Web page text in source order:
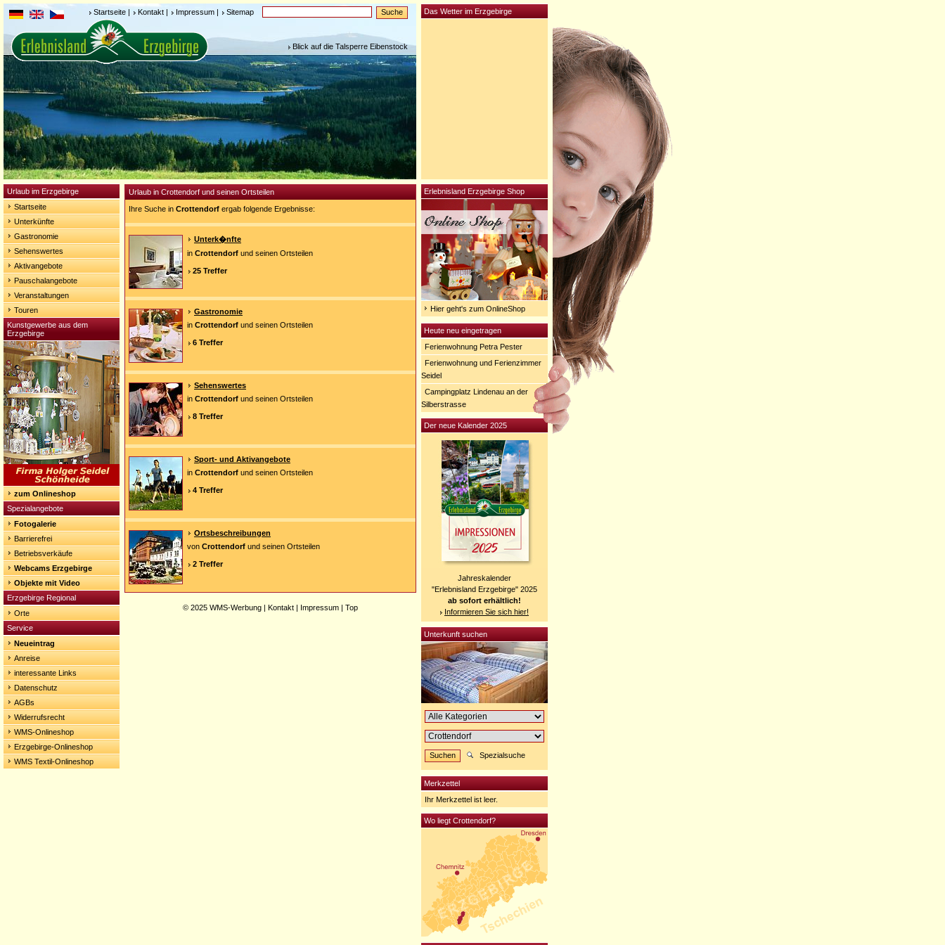
Startseite | Kontakt | Impressum | Sitemap
Blick auf die Talsperre Eibenstock
Urlaub im Erzgebirge
Startseite
Unterkünfte
Gastronomie
Sehenswertes
Aktivangebote
Pauschalangebote
Veranstaltungen
Touren
Kunstgewerbe aus dem
Erzgebirge
zum Onlineshop
Spezialangebote
Fotogalerie
Barrierefrei
Betriebsverkäufe
Webcams Erzgebirge
Objekte mit Video
Erzgebirge Regional
Orte
Service
Neueintrag
Anreise
interessante Links
Datenschutz
AGBs
Widerrufsrecht
WMS-Onlineshop
Erzgebirge-Onlineshop
WMS Textil-Onlineshop
Urlaub in Crottendorf und seinen Ortsteilen
Ihre Suche in Crottendorf ergab folgende Ergebnisse:
Unterk�nfte
in Crottendorf und seinen Ortsteilen
25 Treffer
Gastronomie
in Crottendorf und seinen Ortsteilen
6 Treffer
Sehenswertes
in Crottendorf und seinen Ortsteilen
8 Treffer
Sport- und Aktivangebote
in Crottendorf und seinen Ortsteilen
4 Treffer
Ortsbeschreibungen
von Crottendorf und seinen Ortsteilen
2 Treffer
© 2025 WMS-Werbung | Kontakt | Impressum | Top
Erlebnisland Erzgebirge Shop
Hier geht's zum OnlineShop
Heute neu eingetragen
Ferienwohnung Petra Pester
Ferienwohnung und Ferienzimmer
Seidel
Campingplatz Lindenau an der
Silberstrasse
Der neue Kalender 2025
Jahreskalender
"Erlebnisland Erzgebirge" 2025
ab sofort erhältlich!
Informieren Sie sich hier!
Unterkunft suchen
Spezialsuche
Merkzettel
Ihr Merkzettel ist leer.
Wo liegt Crottendorf?
Das Wetter im Erzgebirge